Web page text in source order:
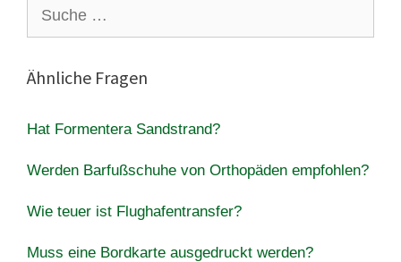
nach:
Ähnliche Fragen
Hat Formentera Sandstrand?
Werden Barfußschuhe von Orthopäden empfohlen?
Wie teuer ist Flughafentransfer?
Muss eine Bordkarte ausgedruckt werden?